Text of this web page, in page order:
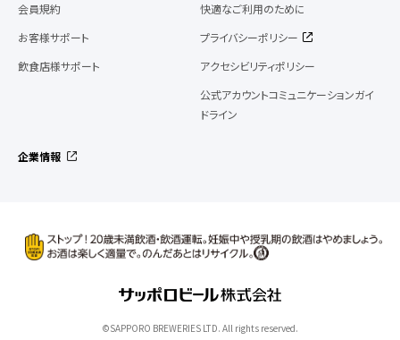
会員規約
お客様サポート
飲食店様サポート
快適なご利用のために
プライバシーポリシー
アクセシビリティポリシー
公式アカウントコミュニケーションガイ
ドライン
企業情報
©SAPPORO BREWERIES LTD. All rights reserved.